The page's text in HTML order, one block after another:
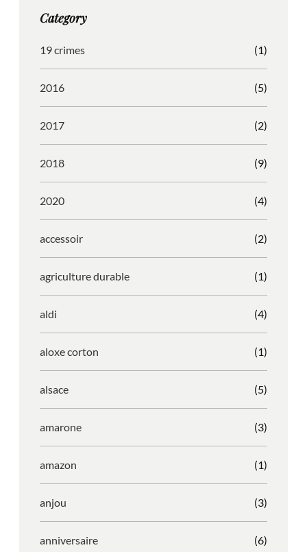
r
m
o
Category
19 crimes (1)
2016 (5)
2017 (2)
2018 (9)
2020 (4)
accessoir (2)
agriculture durable (1)
aldi (4)
aloxe corton (1)
alsace (5)
amarone (3)
amazon (1)
anjou (3)
anniversaire (6)